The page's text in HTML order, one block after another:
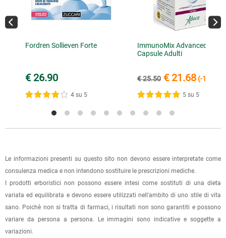
In caso di assenza, o di indirizzo incompleto o errato,
l'ordine andrà in giacenza presso la sede del corriere, e sarà
ritirarla di persona entro 7 giorni.
È possibile effettuare un ordine sul sito e recarsi a ritirarlo
direttamente nel punto vendita di Via Iglesias 5/B a Cagliari.
Per scegliere questa possibilità, seleziona l'opzione "Ritiro in
negozio" al momento della scelta della modalità di
La spedizione è accompagnata da un riepilogo d'ordine,
oppure dalla fattura se richiesta al momento dell'ordine
(selezionando l'apposita casella del modulo d'ordine e
specificando l'indirizzo di fatturazione).
Dalla tua
09125 Cagliari (CA)
dell'accredito. Per accelerare la spedizione dell'ordine, puoi
inviare la ricevuta di versamento all'e-mail
I dati per il pagamento saranno riportati anche nell'email di
conferma dell'ordine.
Fordren Sollieven Forte
€ 26.90
4 su 5
ImmunoMix Advanced
Capsule Adulti
€ 25.50 € 21.68 (-15%)
5 su 5
Le informazioni presenti su questo sito non devono essere interpretate come
consulenza medica e non intendono sostituire le prescrizioni mediche.
I prodotti erboristici non possono essere intesi come sostituti di una dieta
variata ed equilibrata e devono essere utilizzati nell'ambito di uno stile di vita
sano. Poichè non si tratta di farmaci, i risultati non sono garantiti e possono
variare da persona a persona. Le immagini sono indicative e soggette a
variazioni.